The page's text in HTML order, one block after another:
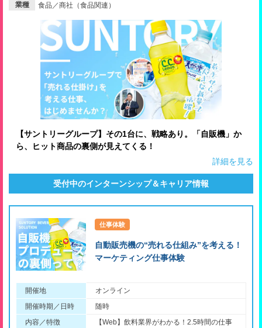
就活ノウハウが満載！
あなたに合う仕事を診断！
就活チャンネル
動画で対策講座をチェック
就活ニュースペーパー
就活時事ニュースを更新
よくある質問
不明点があればこちら
業種 食品／商社（食品関連）
【サントリーグループ】その1台に、戦略あり。「自販機」か
ら、ヒット商品の裏側が見えてくる！
詳細を見る
受付中のインターンシップ＆キャリア情報
仕事体験
自動販売機の“売れる仕組み”を考える！
マーケティング仕事体験
開催地
オンライン
開催時期／日時
随時
内容／特徴
【Web】飲料業界がわかる！2.5時間の仕事